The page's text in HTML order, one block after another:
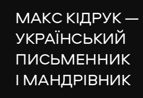
МАКС КІДРУК —
УКРАЇНСЬКИЙ
ПИСЬМЕННИК
І МАНДРІВНИК